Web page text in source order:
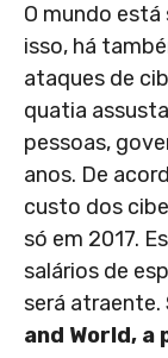
O mundo
isso, há
ataques de
quatia
pessoas,
anos. De
custo dos
só em 2017.
salários de
será atraente.
and World,